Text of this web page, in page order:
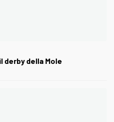
derby della Mole